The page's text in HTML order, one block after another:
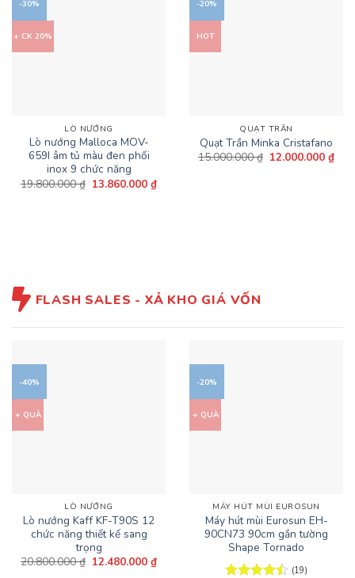
-30%
+ CK 20%
LÒ NƯỚNG
Lò nướng Malloca MOV-
659I âm tủ màu đen phối
inox 9 chức năng
19.800.000₫ Giá
13.860.000₫Giá
-20%
HOT
QUẠT TRẦN
Quạt Trần Minka Cristafano
15.000.000₫ Giá
12.000.000₫Giá
FLASH SALES - XẢ KHO GIÁ VỐN
-40%
+ QUÀ
LÒ NƯỚNG
Lò nướng Kaff KF-T90S 12
chức năng thiết kế sang
trọng
20.800.000₫ Giá
12.480.000₫Giá
-20%
+ QUÀ
MÁY HÚT MÙI EUROSUN
Máy hút mùi Eurosun EH-
90CN73 90cm gắn tường
Shape Tornado
(19)